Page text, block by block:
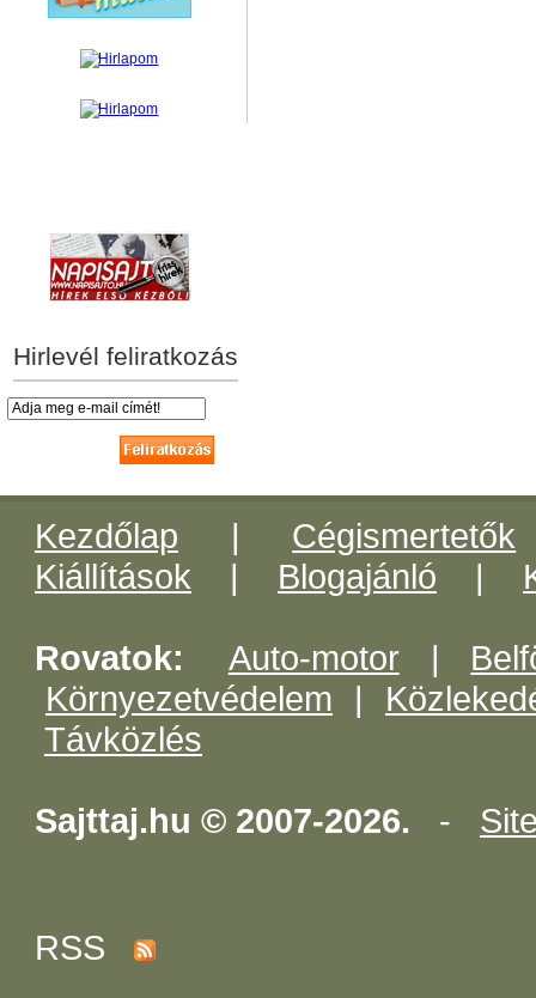
Hirlevél feliratkozás
Kezdőlap | Cégismertetők
Kiállítások | Blogajánló |
Rovatok: Auto-motor|
Környezetvédelem |
Távközlés
Sajttaj.hu © 2007-2026. -
RSS